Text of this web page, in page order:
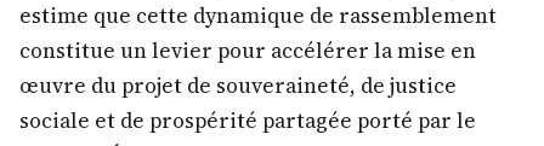
estime que cette dynamique de rassemblement
constitue un levier pour accélérer la mise en
œuvre du projet de souveraineté, de justice
sociale et de prospérité partagée porté par le